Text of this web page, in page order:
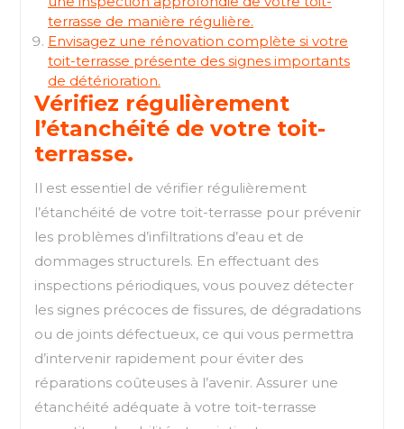
terrasse de manière régulière.
Envisagez une rénovation complète si votre
toit-terrasse présente des signes importants
de détérioration.
Vérifiez régulièrement
l’étanchéité de votre toit-
terrasse.
Il est essentiel de vérifier régulièrement
l’étanchéité de votre toit-terrasse pour prévenir
les problèmes d’infiltrations d’eau et de
dommages structurels. En effectuant des
inspections périodiques, vous pouvez détecter
les signes précoces de fissures, de dégradations
ou de joints défectueux, ce qui vous permettra
d’intervenir rapidement pour éviter des
réparations coûteuses à l’avenir. Assurer une
étanchéité adéquate à votre toit-terrasse